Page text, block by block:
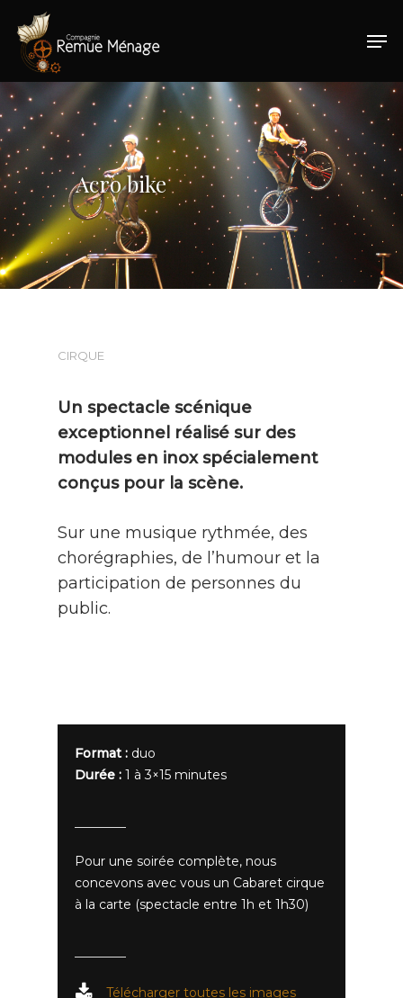
Hit enter to search or ESC to close
Acro bike
CIRQUE
Un spectacle scénique
exceptionnel réalisé sur des
modules en inox spécialement
conçus pour la scène.
Sur une musique rythmée, des
chorégraphies, de l’humour et la
participation de personnes du
public.
Format : duo
Durée : 1 à 3×15 minutes
Pour une soirée complète, nous
concevons avec vous un Cabaret cirque
à la carte (spectacle entre 1h et 1h30)
Télécharger toutes les images